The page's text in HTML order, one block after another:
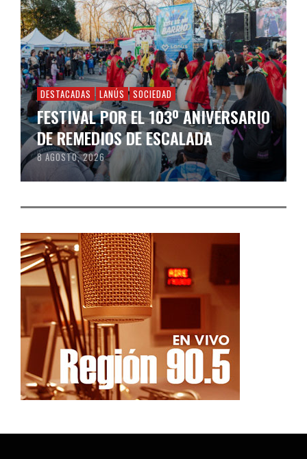
DESTACADAS LANÚS SOCIEDAD
FESTIVAL POR EL 103º ANIVERSARIO
DE REMEDIOS DE ESCALADA
8 AGOSTO, 2026